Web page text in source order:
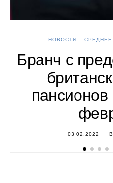
НОВОСТИ СРЕДНЕЕ
Бранч с
03.02.2022